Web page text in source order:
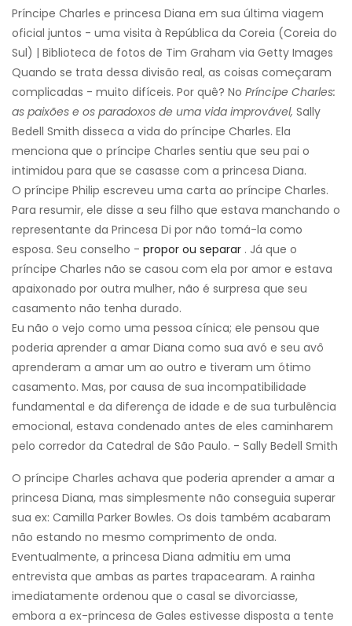
Príncipe Charles e princesa Diana em sua última viagem
oficial juntos - uma visita à República da Coreia (Coreia do
Sul) | Biblioteca de fotos de Tim Graham via Getty Images
Quando se trata dessa divisão real, as coisas começaram
complicadas - muito difíceis. Por quê? No Príncipe Charles:
as paixões e os paradoxos de uma vida improvável, Sally
Bedell Smith disseca a vida do príncipe Charles. Ela
menciona que o príncipe Charles sentiu que seu pai o
intimidou para que se casasse com a princesa Diana.
O príncipe Philip escreveu uma carta ao príncipe Charles.
Para resumir, ele disse a seu filho que estava manchando o
representante da Princesa Di por não tomá-la como
esposa. Seu conselho - propor ou separar . Já que o
príncipe Charles não se casou com ela por amor e estava
apaixonado por outra mulher, não é surpresa que seu
casamento não tenha durado.
Eu não o vejo como uma pessoa cínica; ele pensou que
poderia aprender a amar Diana como sua avó e seu avô
aprenderam a amar um ao outro e tiveram um ótimo
casamento. Mas, por causa de sua incompatibilidade
fundamental e da diferença de idade e de sua turbulência
emocional, estava condenado antes de eles caminharem
pelo corredor da Catedral de São Paulo. - Sally Bedell Smith
O príncipe Charles achava que poderia aprender a amar a
princesa Diana, mas simplesmente não conseguia superar
sua ex: Camilla Parker Bowles. Os dois também acabaram
não estando no mesmo comprimento de onda.
Eventualmente, a princesa Diana admitiu em uma
entrevista que ambas as partes trapacearam. A rainha
imediatamente ordenou que o casal se divorciasse,
embora a ex-princesa de Gales estivesse disposta a tente